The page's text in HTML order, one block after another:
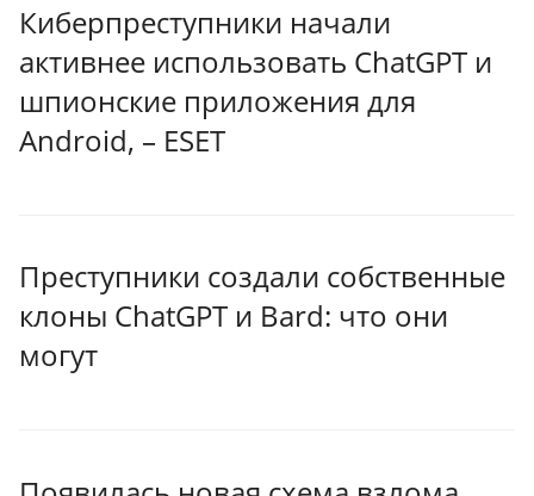
Киберпреступники начали
активнее использовать ChatGPT и
шпионские приложения для
Android, – ESET
Преступники создали собственные
клоны ChatGPT и Bard: что они
могут